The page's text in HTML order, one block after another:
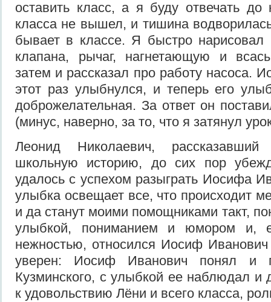
оставить класс, а я буду отвечать
класса не вышел, и тишина
бывает в классе. Я быстро
клапана, рычаг, нагнетающую и
затем и рассказал про работу насоса.
этот раз улыбнулся, и теперь его
доброжелательная. За ответ он
(минус, наверно, за то, что я затянул
Леонид Николаевич,
школьную историю, до сих пор
удалось с успехом разыграть Иосифа
улыбка освещает все, что происходит
и да станут моими помощниками такт,
улыбкой, пониманием и юмором
нежностью, относился Иосиф
уверен: Иосиф Иванович понял и
Кузминского, с улыбкой ее наблюдал и
к удовольствию Лёни и всего класса,